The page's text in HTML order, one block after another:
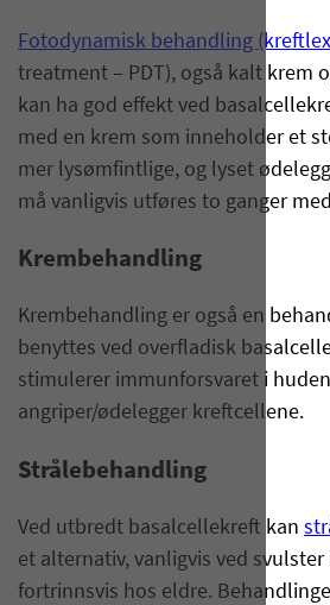
Fotodynamisk behandling
treatment – PDT), også kalt krem
kan ha god effekt ved
med en krem som inneholder et
mer lysømfintlige, og lyset
må vanligvis utføres to ganger
Krembehandling
Krembehandling er også en
benyttes ved overfladisk
stimulerer immunforsvaret i
angriper/ødelegger kreftcellene.
Strålebehandling
Ved utbredt basalcellekreft kan
et alternativ, vanligvis ved
fortrinnsvis hos eldre.